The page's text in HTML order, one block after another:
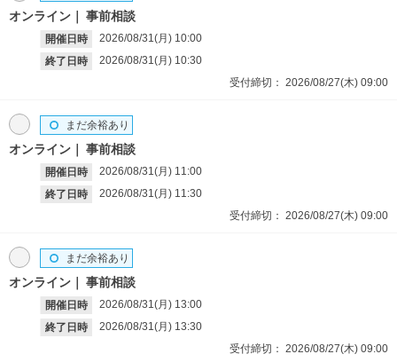
オンライン 事前相談
開催日時 2026/08/31(月) 10:00
終了日時
2026/08/31(月) 10:30
受付締切： 2026/08/27(木) 09:00
オンライン 事前相談
開催日時 2026/08/31(月) 11:00
終了日時
2026/08/31(月) 11:30
まだ余裕あり
受付締切： 2026/08/27(木) 09:00
オンライン 事前相談
開催日時 2026/08/31(月) 13:00
終了日時
2026/08/31(月) 13:30
まだ余裕あり
受付締切： 2026/08/27(木) 09:00